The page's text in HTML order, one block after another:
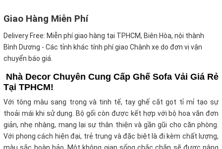
Giao Hàng Miễn Phí
Delivery Free: Miễn phí giao hàng tại TPHCM, Biên Hòa, nội thành
Bình Dương - Các tỉnh khác tính phí giao Chành xe do đơn vị vận
chuyển báo giá.
Nhà Decor Chuyên Cung Cấp Ghế Sofa Vải Giá Rẻ
Tại TPHCM!
Với tông màu sang trọng và tinh tế, tay ghế cắt gọt tỉ mỉ tạo sự
thoải mái khi sử dụng. Bộ gối còn được kết hợp với bộ hoa văn đơn
giản, nhẹ nhàng, mang lại sự thân thiện và gần gũi cho căn phòng.
Với phong cách hiện đại, trẻ trung và đặc biệt là đi kèm chất lượng,